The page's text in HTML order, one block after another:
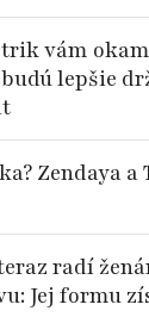
vám
lepšie
Zendaya
radí
Jej formu